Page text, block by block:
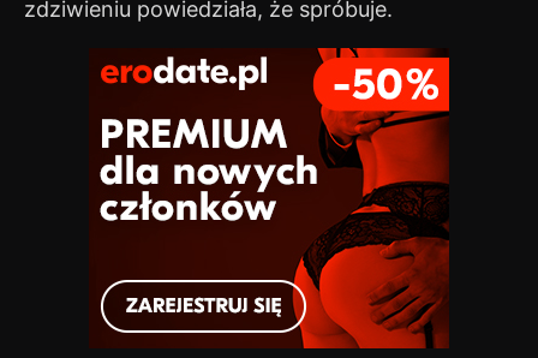
zdziwieniu powiedziała, że spróbuje.